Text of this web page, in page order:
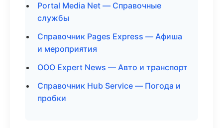
Portal Media Net — Справочные
службы
Справочник Pages Express — Афиша
и мероприятия
ООО Expert News — Авто и транспорт
Справочник Hub Service — Погода и
пробки